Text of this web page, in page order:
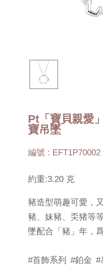
Pt「寶貝親愛
寶吊墜
編號 : EFT1P70002
約重:3.20 克
豬造型萌趣可愛，
豬、妹豬、奀猪等
墜配合「豬」年，
#首飾系列 #鉑金 #